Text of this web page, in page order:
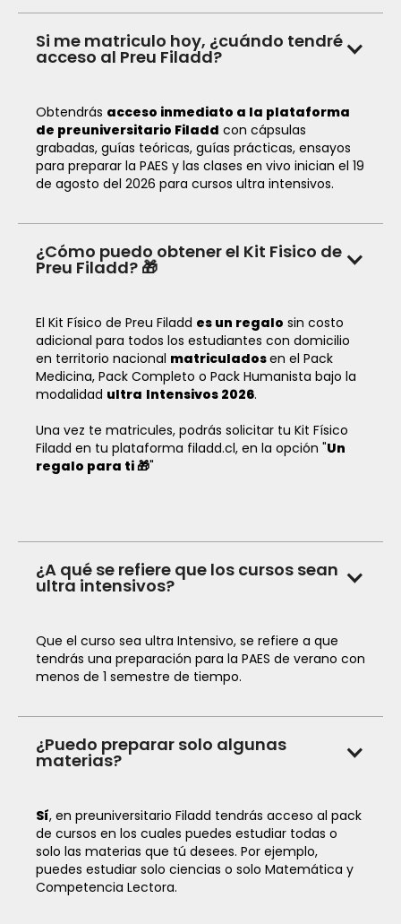
Si me matriculo hoy, ¿cuándo tendré
acceso al Preu Filadd?
Obtendrás acceso inmediato a la plataforma
de preuniversitario Filadd con cápsulas
grabadas, guías teóricas, guías prácticas, ensayos
para preparar la PAES y las clases en vivo inician el 19
de agosto del 2026 para cursos ultra intensivos.
¿Cómo puedo obtener el Kit Fisico de
Preu Filadd? 🎁
El Kit Físico de Preu Filadd es un regalo sin costo
adicional para todos los estudiantes con domicilio
en territorio nacional matriculadosen el Pack
Medicina, Pack Completo o Pack Humanista bajo la
modalidad ultra Intensivos 2026.
Una vez te matricules, podrás solicitar tu Kit Físico
Filadd en tu plataforma filadd.cl, en la opción "Un
regalo para ti 🎁"
¿A qué se refiere que los cursos sean
ultra intensivos?
Que el curso sea ultra Intensivo, se refiere a que
tendrás una preparación para la PAES de verano con
menos de 1 semestre de tiempo.
¿Puedo preparar solo algunas
materias?
Sí, en preuniversitario Filadd tendrás acceso al pack
de cursos en los cuales puedes estudiar todas o
solo las materias que tú desees. Por ejemplo,
puedes estudiar solo ciencias o solo Matemática y
Competencia Lectora.